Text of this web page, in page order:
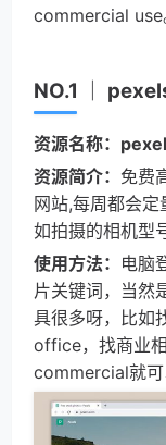
commercial use
NO.1 ｜
资源名称：
资源简介： 免费
网站,每周都会
如拍摄的相机型
使用方法： 电脑
片关键词，当然
具很多呀，比如
office，找商业
commercial就可